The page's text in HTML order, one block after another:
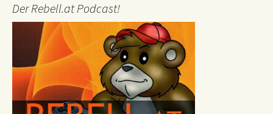
Der Rebell.at Podcast!